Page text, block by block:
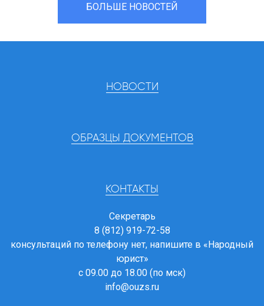
БОЛЬШЕ НОВОСТЕЙ
НОВОСТИ
ОБРАЗЦЫ ДОКУМЕНТОВ
КОНТАКТЫ
Секретарь
8 (812) 919-72-58
консультаций по телефону нет, напишите в «Народный
юрист»
с 09.00 до 18.00 (по мск)
info@ouzs.ru